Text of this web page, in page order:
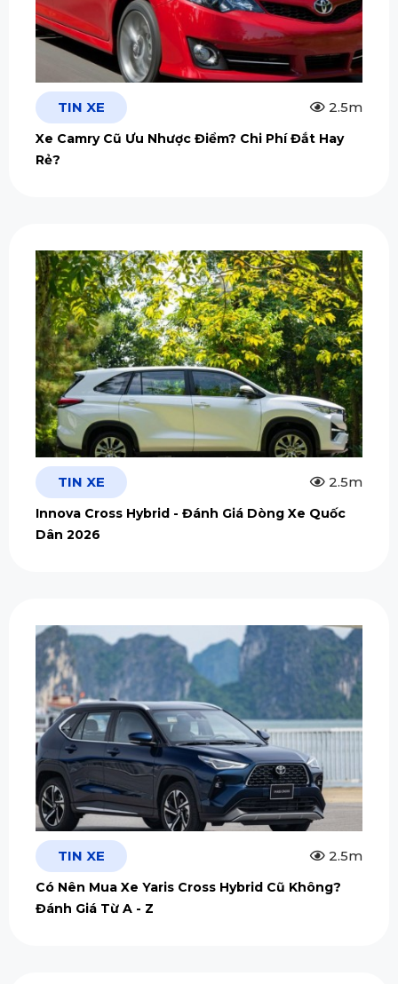
TIN XE 2.5m
Xe Camry Cũ Ưu Nhược Điểm? Chi Phí Đắt Hay
Rẻ?
TIN XE 2.5m
Innova Cross Hybrid - Đánh Giá Dòng Xe Quốc
Dân 2026
TIN XE 2.5m
Có Nên Mua Xe Yaris Cross Hybrid Cũ Không?
Đánh Giá Từ A - Z